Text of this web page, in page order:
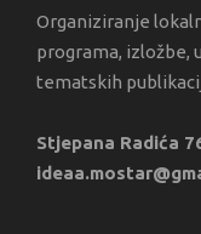
Organiziranje
programa, izložbe,
tematskih
Stjepana Radića